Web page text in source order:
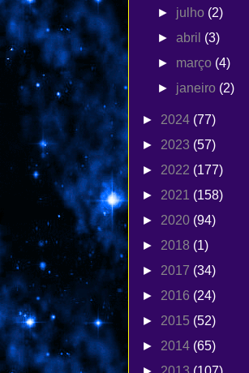
► julho (2)
►abril (3)
► março (4)
► janeiro (2)
► 2024 (77)
► 2023 (57)
► 2022 (177)
► 2021 (158)
► 2020 (94)
► 2018 (1)
► 2017 (34)
► 2016 (24)
► 2015 (52)
► 2014 (65)